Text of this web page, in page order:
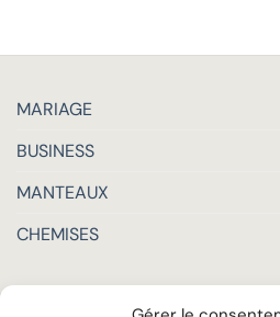
MARIAGE
BUSINESS
MANTEAUX
CHEMISES